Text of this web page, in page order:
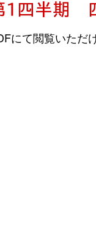
1四半期
にて閲覧いただ